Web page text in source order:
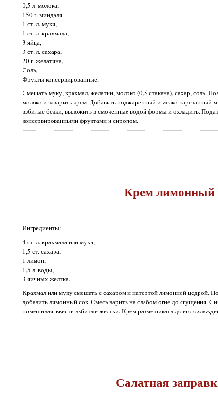
0,5 л. молока,
150 г. миндаля,
1 ст. л. муки,
1 ст. л. крахмала,
3 яйца,
3 ст. л. сахара,
20 г. желатина,
Соль,
Фрукты консервированные.
Смешать муку, крахмал, желатин, молоко (0,5 стакана), сахар, соль.
молоко и заварить крем. Добавить поджаренный и мелко нарезанный
взбитые белки, выложить в смоченные водой формы и охладить.
консервированными фруктами и сиропом.
Крем лимонный
Ингредиенты:
4 ст. л. крахмала или муки,
1,5 ст. сахара,
1 лимон,
1,5 л. воды,
3 яичных желтка.
Крахмал или муку смешать с сахаром и натертой лимонной цедрой.
добавить лимонный сок. Смесь варить на слабом огне до сгущения.
помешивая, ввести взбитые желтки. Крем размешивать до его
Салатная